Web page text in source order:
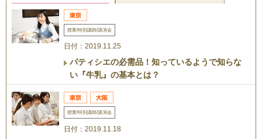
授業/特別講師/講演会
日付：2019.11.25
パティシエの必需品！知っているようで知らな
い『牛乳』の基本とは？
授業/特別講師/講演会
日付：2019.11.18